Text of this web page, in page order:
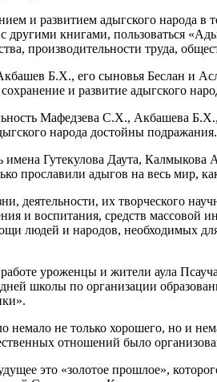
и развитием адыгского народа в
книгами, пользоваться
производительности труда,
Б.Х., его сыновья Беслан и
и развитие адыгского
Мафедзева С.Х., Акбашева
народа достойны подражания.
Гутекулова Даута, Калмыкова
прославили адыгов на весь мир,
их творческого
и воспитания, средств
людей и народов, необходимых
уроженцы и жители аула
школы по организации
не только хорошего, но и
отношений было
это «золотое прошлое»,